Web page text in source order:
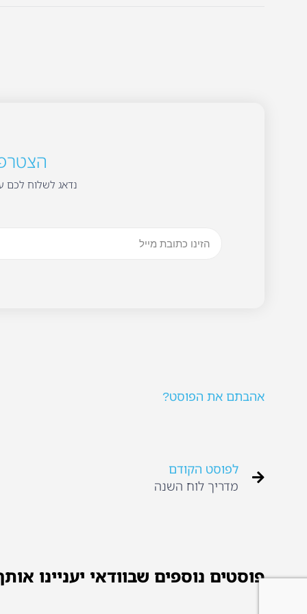
נדאג לשלוח לכם
אהבתם את הפוסט?
לפוסט הקודם
מדריך לוח השנה
פוסטים נוספים שבוודאי יעניינו